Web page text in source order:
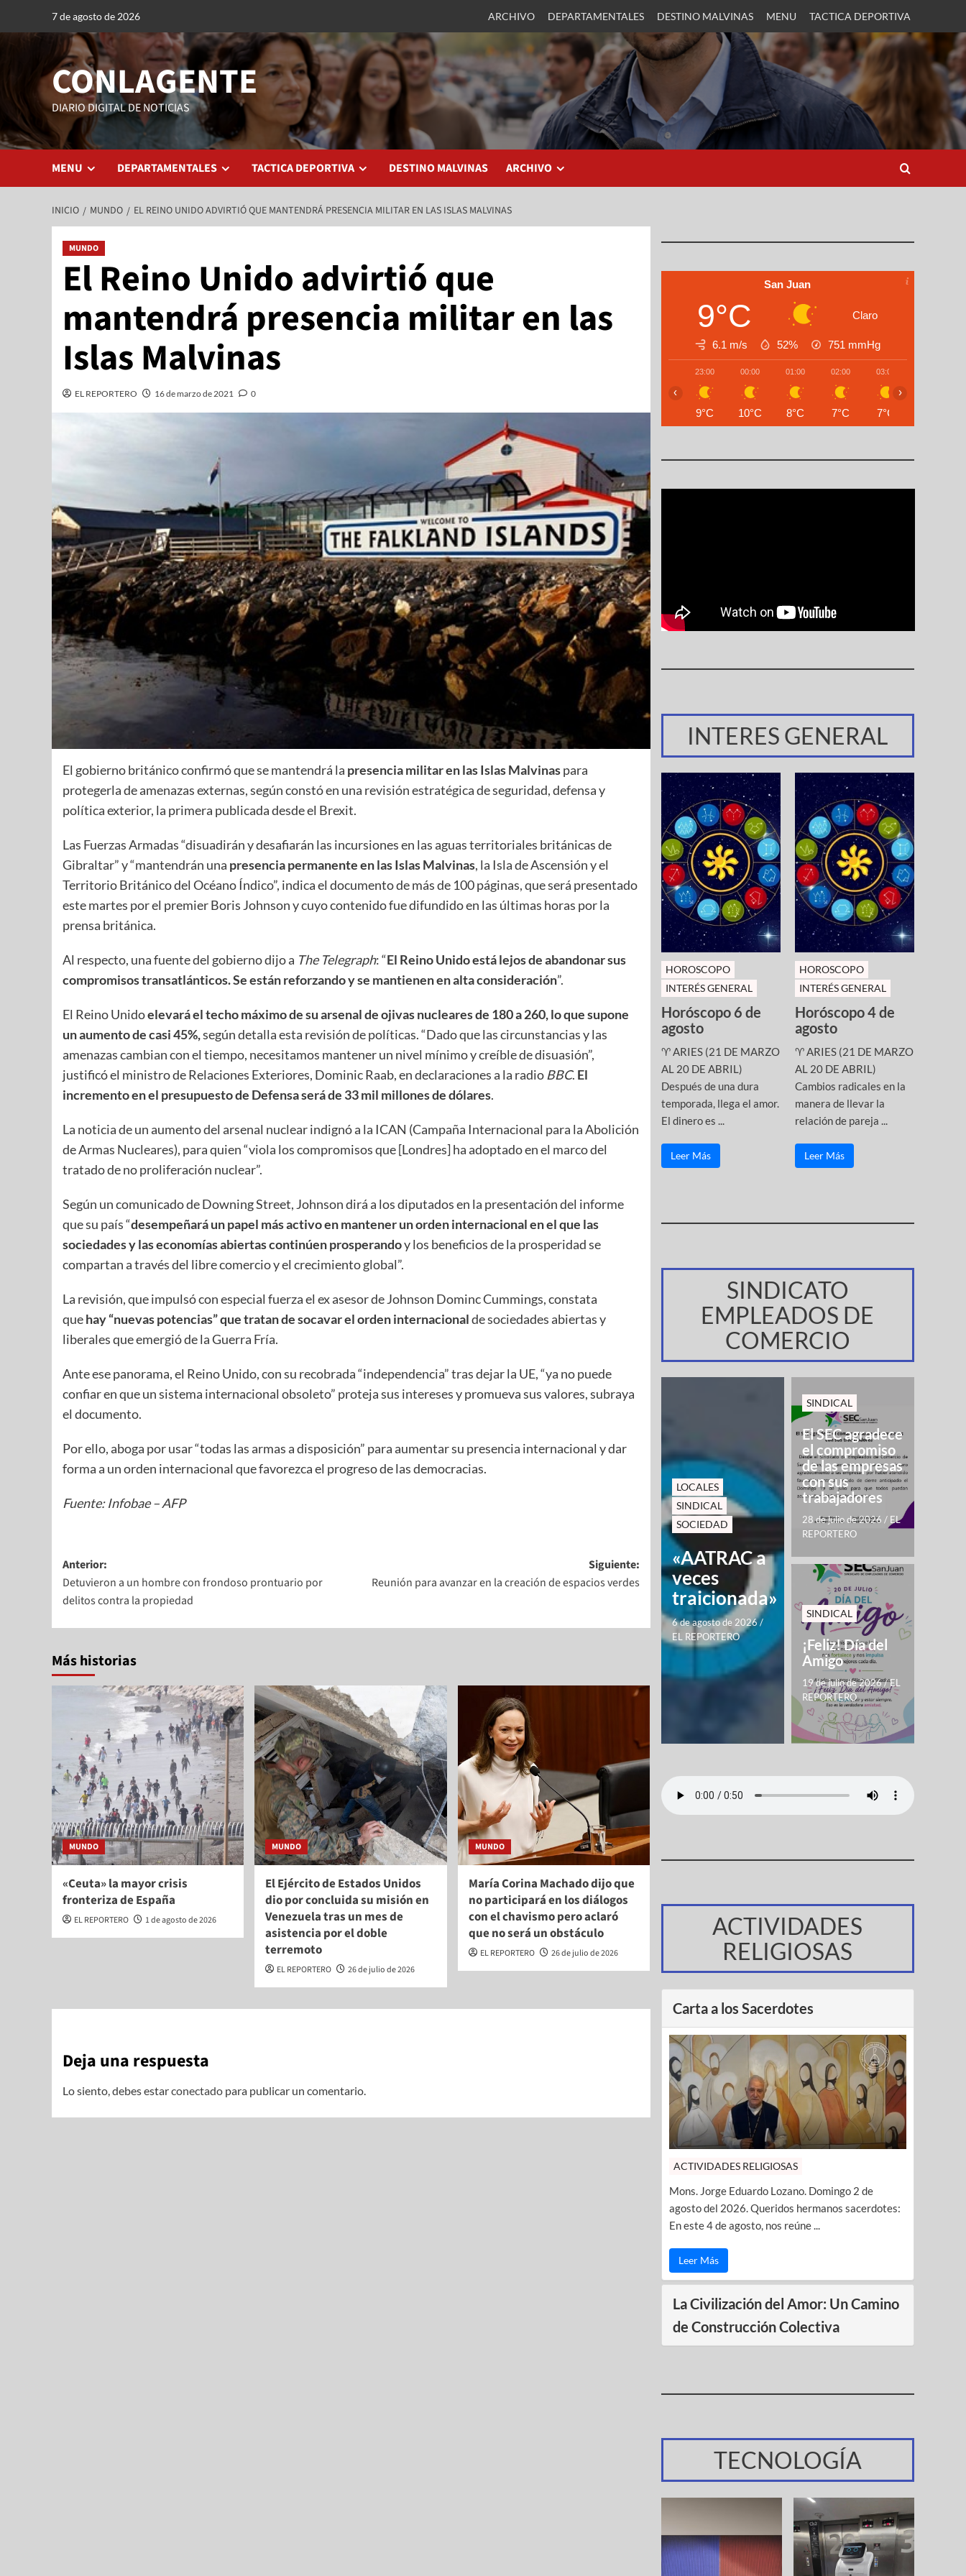
7 de agosto de 2026 ARCHIVO DEPARTAMENTALES DESTINO MALVINAS MENU TACTICA DEPORTIVA
CONLAGENTE
DIARIO DIGITAL DE NOTICIAS
MENU DEPARTAMENTALES TACTICA DEPORTIVA DESTINO MALVINAS ARCHIVO
INICIO MUNDO EL REINO UNIDO ADVIRTIÓ QUE MANTENDRÁ PRESENCIA MILITAR EN LAS ISLAS MALVINAS
MUNDO
El Reino Unido advirtió que
mantendrá presencia militar en las
Islas Malvinas
EL REPORTERO 16 de marzo de 2021 0
El gobierno británico confirmó que se mantendrá la presencia militar en lasIslas Malvinaspara
protegerla de amenazas externas, según constó en una revisión estratégica de seguridad, defensa y
política exterior, la primera publicada desde el Brexit.
Las Fuerzas Armadas “disuadirán y desafiarán las incursiones en las aguas territoriales británicas de
Gibraltar” y “mantendrán una presencia permanente en las Islas Malvinas, la Isla de Ascensión y el
Territorio Británico del Océano Índico”, indica el documento de más de 100 páginas, que será presentado
este martes por el premier Boris Johnson y cuyo contenido fue difundido en las últimas horas por la
prensa británica.
Al respecto, una fuente del gobierno dijo a The Telegraph: “El Reino Unido está lejos de abandonar sus
compromisos transatlánticos. Se están reforzando y se mantienen en alta consideración”.
El Reino Unidoelevará el techo máximo de su arsenal de ojivas nucleares de 180 a 260, lo que supone
un aumento de casi 45%,según detalla esta revisión de políticas. “Dado que las circunstancias y las
amenazas cambian con el tiempo, necesitamos mantener un nivel mínimo y creíble de disuasión”,
justificó el ministro de Relaciones Exteriores, Dominic Raab, en declaraciones a la radio BBC. El
incremento en el presupuesto de Defensa será de 33 mil millones de dólares.
La noticia de un aumento del arsenal nuclear indignó a la ICAN (Campaña Internacional para la Abolición
de Armas Nucleares), para quien “viola los compromisos que [Londres] ha adoptado en el marco del
tratado de no proliferación nuclear”.
Según un comunicado de Downing Street, Johnson dirá a los diputados en la presentación del informe
que su país “desempeñará un papel más activo en mantener un orden internacional en el que las
sociedades y las economías abiertas continúen prosperandoy los beneficios de la prosperidad se
compartan a través del libre comercio y el crecimiento global”.
La revisión, que impulsó con especial fuerza el ex asesor de Johnson Dominc Cummings, constata
quehay “nuevas potencias” que tratan de socavar el orden internacionalde sociedades abiertas y
liberales que emergió de la Guerra Fría.
Ante ese panorama, el Reino Unido, con su recobrada “independencia” tras dejar la UE, “ya no puede
confiar en que un sistema internacional obsoleto” proteja sus intereses y promueva sus valores, subraya
el documento.
Por ello, aboga por usar “todas las armas a disposición” para aumentar su presencia internacional y dar
forma a un orden internacional que favorezca el progreso de las democracias.
Fuente: Infobae – AFP
Anterior:
Detuvieron a un hombre con frondoso prontuario por
delitos contra la propiedad
Siguiente:
Reunión para avanzar en la creación de espacios verdes
Más historias
MUNDO
«Ceuta» la mayor crisis
fronteriza de España
EL REPORTERO 1 de agosto de 2026
MUNDO
El Ejército de Estados Unidos
dio por concluida su misión en
Venezuela tras un mes de
asistencia por el doble
terremoto
EL REPORTERO 26 de julio de 2026
MUNDO
María Corina Machado dijo que
no participará en los diálogos
con el chavismo pero aclaró
que no será un obstáculo
EL REPORTERO 26 de julio de 2026
Deja una respuesta
Lo siento, debes estarconectado para publicar un comentario.
San Juan
9°C Claro
6.1 m/s 52% 751 mmHg
23:00
9°C
00:00
10°C
01:00
8°C
02:00
7°C
03:00
7°C
‹ ›
INTERES GENERAL
HOROSCOPO
INTERÉS GENERAL
Horóscopo 6 de
agosto
♈ ARIES (21 DE MARZO
AL 20 DE ABRIL)
Después de una dura
temporada, llega el amor.
El dinero es ...
Leer Más
HOROSCOPO
INTERÉS GENERAL
Horóscopo 4 de
agosto
♈ ARIES (21 DE MARZO
AL 20 DE ABRIL)
Cambios radicales en la
manera de llevar la
relación de pareja ...
Leer Más
SINDICATO
EMPLEADOS DE
COMERCIO
LOCALES
SINDICAL
SOCIEDAD
«AATRAC a
veces
traicionada»
6 de agosto de 2026/
EL REPORTERO
SINDICAL
El SEC agradece
el compromiso
de las empresas
con sus
trabajadores
28 de julio de 2026 / EL
REPORTERO
SINDICAL
¡Feliz! Día del
Amigo
19 de julio de 2026/EL
REPORTERO
ACTIVIDADES
RELIGIOSAS
Carta a los Sacerdotes
ACTIVIDADES RELIGIOSAS
Mons. Jorge Eduardo Lozano. Domingo 2 de
agosto del 2026. Queridos hermanos sacerdotes:
En este 4 de agosto, nos reúne ...
Leer Más
La Civilización del Amor: Un Camino
de Construcción Colectiva
TECNOLOGÍA